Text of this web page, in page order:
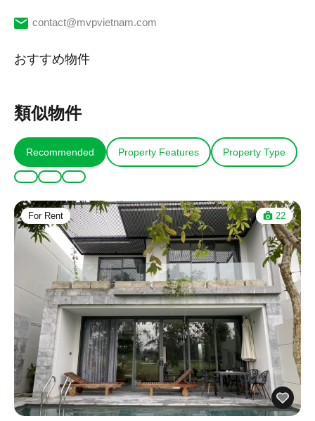
contact@mvpvietnam.com
おすすめ物件
類似物件
Recommended Property Features Property Type
For Rent 22